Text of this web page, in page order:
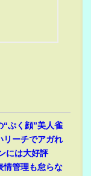
“ぷく顔”美人雀
リーチでアガれ
には大好評
情管理も怠らな